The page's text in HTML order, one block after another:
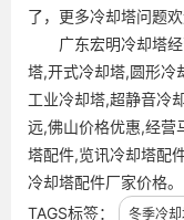
了，更多冷却塔问题
广东宏明冷却塔
塔,开式冷却塔,圆形冷
工业冷却塔,超静音冷
远,佛山价格优惠,经营
塔配件,览讯冷却塔配
冷却塔配件厂家价格。
TAGS标签：
冬季冷